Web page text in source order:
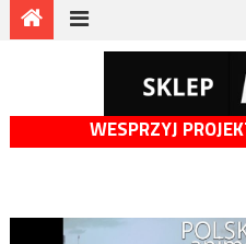
WESPRZYJ